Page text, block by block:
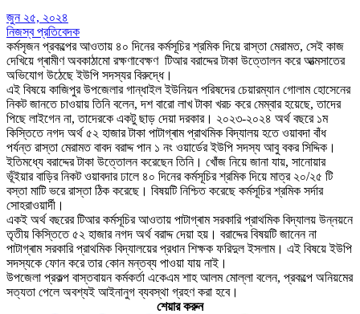
জুন ২৫, ২০২৪
নিজস্ব প্রতিবেদক
কর্মসৃজন প্রকল্পের আওতায় ৪০ দিনের কর্মসূচির শ্রমিক দিয়ে রাস্তা মেরামত, সেই কাজ
দেখিয়ে গ্ৰামীণ অবকাঠামো রক্ষণাবেক্ষণ টিআর বরাদ্দের টাকা উত্তোলন করে আত্মসাতের
অভিযোগ উঠেছে ইউপি সদস্যর বিরুদ্ধে।
এই বিষয়ে কাজিপুর উপজেলার গান্ধাইল ইউনিয়ন পরিষদের চেয়ারম্যান গোলাম হোসেনের
নিকট জানতে চাওয়ায় তিনি বলেন, দশ বারো লাখ টাকা খরচ করে মেম্বার হয়েছে, তাদের
পিছে লাইগেন না, তাদেরকে একটু ছাড় দেয়া দরকার। ২০২৩-২০২৪ অর্থ বছরে ১ম
কিস্তিতে নগদ অর্থ ৫২ হাজার টাকা পাটাগ্ৰাম প্রাথমিক বিদ্যালয় হতে ওয়াবদা বাঁধ
পর্যন্ত রাস্তা মেরামত বাবদ বরাদ্দ পান ১ নং ওয়ার্ডের ইউপি সদস্য আবু বকর সিদ্দিক।
ইতিমধ্যে বরাদ্দের টাকা উত্তোলন করেছেন তিনি। খোঁজ নিয়ে জানা যায়, সানোয়ার
ভূঁইয়ার বাড়ির নিকট ওয়াবদার ঢালে ৪০ দিনের কর্মসূচির শ্রমিক দিয়ে মাত্র ২০/২৫ টি
বস্তা মাটি ভরে রাস্তা ঠিক করেছে। বিষয়টি নিশ্চিত করেছে কর্মসূচির শ্রমিক সর্দার
সোহরাওয়ার্দী।
একই অর্থ বছরের টিআর কর্মসূচির আওতায় পাটাগ্ৰাম সরকারি প্রাথমিক বিদ্যালয় উন্নয়নে
তৃতীয় কিস্তিতে ৫২ হাজার নগদ অর্থ বরাদ্দ দেয়া হয়। বরাদ্দের বিষয়টি জানেন না
পাটাগ্ৰাম সরকারি প্রাথমিক বিদ্যালয়ের প্রধান শিক্ষক ফরিদুল ইসলাম। এই বিষয়ে ইউপি
সদস্যকে ফোন করে তার কোন মন্তব্য পাওয়া যায় নাই।
উপজেলা প্রকল্প বাস্তবায়ন কর্মকর্তা একেএম শাহ আলম মোল্লা বলেন, প্রকল্পে অনিয়মের
সত্যতা পেলে অবশ্যই আইনানুগ ব্যবস্থা গ্রহণ করা হবে।
শেয়ার করুন